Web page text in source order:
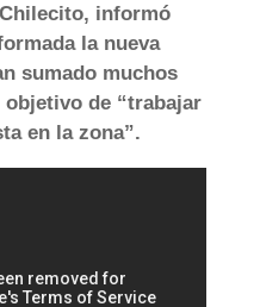
informó
la nueva
sumado muchos
de “trabajar
en la zona”.